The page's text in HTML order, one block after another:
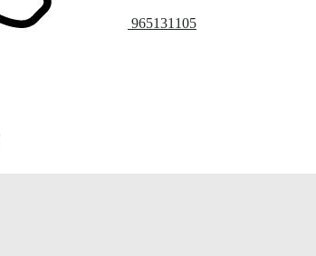
965131105